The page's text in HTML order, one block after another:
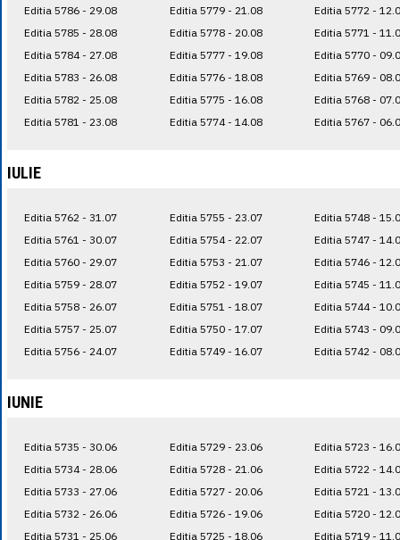
Editia 5786 - 29.08
Editia 5785 - 28.08
Editia 5784 - 27.08
Editia 5783 - 26.08
Editia 5782 - 25.08
Editia 5781 - 23.08
Editia 5779 - 21.08
Editia 5778 - 20.08
Editia 5777 - 19.08
Editia 5776 - 18.08
Editia 5775 - 16.08
Editia 5774 - 14.08
Editia 5772 -
Editia 5771 -
Editia 5770 -
Editia 5769 -
Editia 5768 -
Editia 5767 -
IULIE
Editia 5762 - 31.07
Editia 5761 - 30.07
Editia 5760 - 29.07
Editia 5759 - 28.07
Editia 5758 - 26.07
Editia 5757 - 25.07
Editia 5756 - 24.07
Editia 5755 - 23.07
Editia 5754 - 22.07
Editia 5753 - 21.07
Editia 5752 - 19.07
Editia 5751 - 18.07
Editia 5750 - 17.07
Editia 5749 - 16.07
Editia 5748 -
Editia 5747 -
Editia 5746 -
Editia 5745 -
Editia 5744 -
Editia 5743 -
Editia 5742 -
IUNIE
Editia 5735 - 30.06
Editia 5734 - 28.06
Editia 5733 - 27.06
Editia 5732 - 26.06
Editia 5731 - 25.06
Editia 5729 - 23.06
Editia 5728 - 21.06
Editia 5727 - 20.06
Editia 5726 - 19.06
Editia 5725 - 18.06
Editia 5723 -
Editia 5722 -
Editia 5721 -
Editia 5720 -
Editia 5719 -